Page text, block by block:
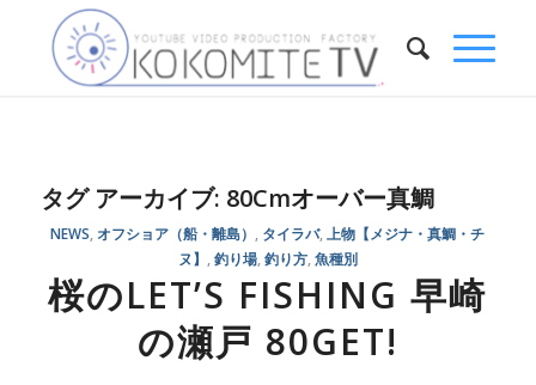
タグ アーカイブ: 80Cmオーバー真鯛
NEWS オフショア（船・離島） タイラバ,
上物【メジナ・真鯛・チ
ヌ】
釣り場, 釣り方, 魚種別
桜のLET’S FISHING 早崎
の瀬戸 80GET!